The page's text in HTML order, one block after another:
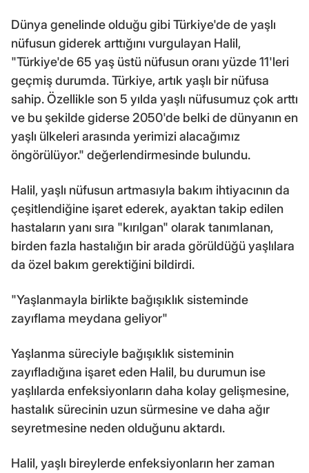
Dünya genelinde olduğu gibi Türkiye'de de yaşlı
nüfusun giderek arttığını vurgulayan Halil,
"Türkiye'de 65 yaş üstü nüfusun oranı yüzde 11'leri
geçmiş durumda. Türkiye, artık yaşlı bir nüfusa
sahip. Özellikle son 5 yılda yaşlı nüfusumuz çok arttı
ve bu şekilde giderse 2050'de belki de dünyanın en
yaşlı ülkeleri arasında yerimizi alacağımız
öngörülüyor." değerlendirmesinde bulundu.
Halil, yaşlı nüfusun artmasıyla bakım ihtiyacının da
çeşitlendiğine işaret ederek, ayaktan takip edilen
hastaların yanı sıra "kırılgan" olarak tanımlanan,
birden fazla hastalığın bir arada görüldüğü yaşlılara
da özel bakım gerektiğini bildirdi.
"Yaşlanmayla birlikte bağışıklık sisteminde
zayıflama meydana geliyor"
Yaşlanma süreciyle bağışıklık sisteminin
zayıfladığına işaret eden Halil, bu durumun ise
yaşlılarda enfeksiyonların daha kolay gelişmesine,
hastalık sürecinin uzun sürmesine ve daha ağır
seyretmesine neden olduğunu aktardı.
Halil, yaşlı bireylerde enfeksiyonların her zaman